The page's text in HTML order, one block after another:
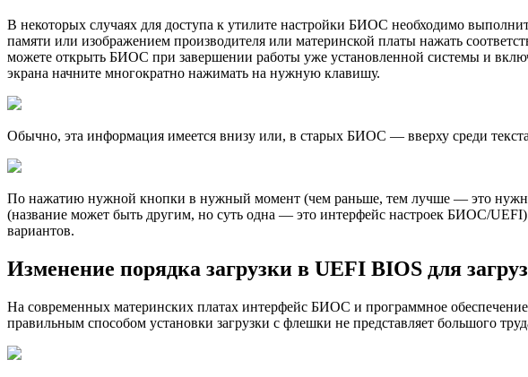
В некоторых случаях для доступа к утилите настройки БИОС необходимо
памяти или изображением производителя или материнской платы нажать
можете открыть БИОС при завершении работы уже установленной системы и
экрана начните многократно нажимать на нужную клавишу.
Обычно, эта информация имеется внизу или, в старых БИОС — вверху среди текста
По нажатию нужной кнопки в нужный момент (чем раньше, тем лучше — это
(название может быть другим, но суть одна — это интерфейс настроек БИОС/
вариантов.
Изменение порядка загрузки в UEFI BIOS для
На современных материнских платах интерфейс БИОС и программное
правильным способом установки загрузки с флешки не представляет большого